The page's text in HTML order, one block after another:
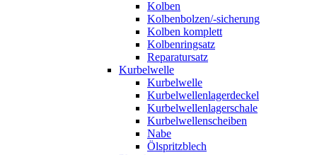
Kolben
Kolbenbolzen/-sicherung
Kolben komplett
Kolbenringsatz
Reparatursatz
Kurbelwelle
Kurbelwelle
Kurbelwellenlagerdeckel
Kurbelwellenlagerschale
Kurbelwellenscheiben
Nabe
Ölspritzblech